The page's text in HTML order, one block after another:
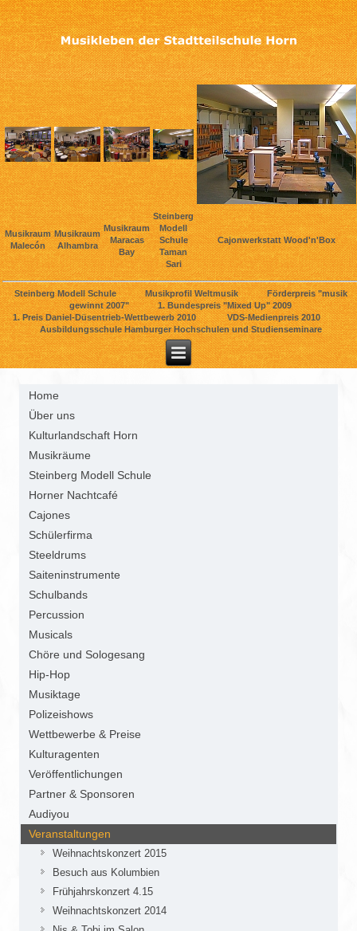
Musikraum
Malecón
Musikraum
Alhambra
Musikraum
Maracas
Bay
Steinberg
Modell
Schule
Taman
Sari
Cajonwerkstatt Wood'n'Box
Steinberg Modell Schule Musikprofil Weltmusik Förderpreis "musik
gewinnt 2007" 1. Bundespreis "Mixed Up" 2009
1. Preis Daniel-Düsentrieb-Wettbewerb 2010 VDS-Medienpreis 2010
Ausbildungsschule Hamburger Hochschulen und Studienseminare
Home
Über uns
Kulturlandschaft Horn
Musikräume
Steinberg Modell Schule
Horner Nachtcafé
Cajones
Schülerfirma
Steeldrums
Saiteninstrumente
Schulbands
Percussion
Musicals
Chöre und Sologesang
Hip-Hop
Musiktage
Polizeishows
Wettbewerbe & Preise
Kulturagenten
Veröffentlichungen
Partner & Sponsoren
Audiyou
Veranstaltungen
Weihnachtskonzert 2015
Besuch aus Kolumbien
Frühjahrskonzert 4.15
Weihnachtskonzert 2014